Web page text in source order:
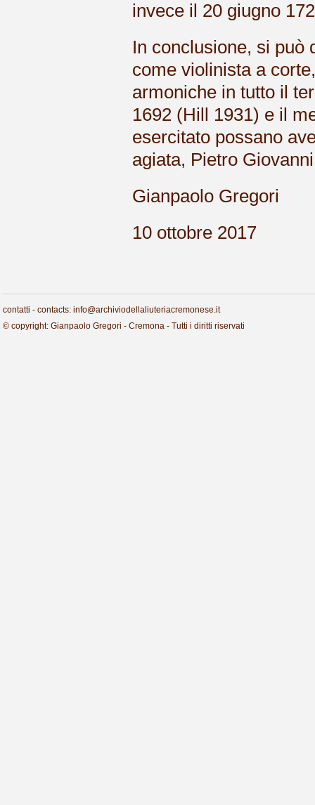
invece il 20 giugno
In conclusione, si può
come violinista a
armoniche in tutto il
1692 (Hill 1931) e il
esercitato possano
agiata, Pietro
Gianpaolo Gregori
10 ottobre 2017
contatti - contacts: info@archiviodellaliuteriacremonese.it
© copyright: Gianpaolo Gregori - Cremona - Tutti i diritti riservati